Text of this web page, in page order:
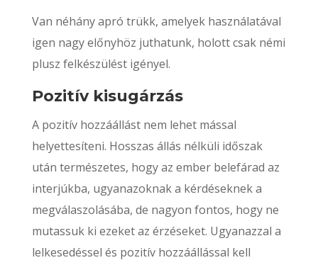
Van néhány apró trükk, amelyek használatával
igen nagy előnyhöz juthatunk, holott csak némi
plusz felkészülést igényel.
Pozitív kisugárzás
A pozitív hozzáállást nem lehet mással
helyettesíteni. Hosszas állás nélküli időszak
után természetes, hogy az ember belefárad az
interjúkba, ugyanazoknak a kérdéseknek a
megválaszolásába, de nagyon fontos, hogy ne
mutassuk ki ezeket az érzéseket. Ugyanazzal a
lelkesedéssel és pozitív hozzáállással kell